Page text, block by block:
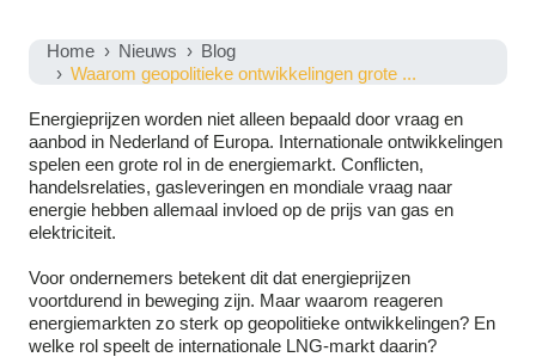
Home Nieuws
Blog
Waarom geopolitieke ontwikkelingen grote ...
Energieprijzen worden niet alleen bepaald door vraag en
aanbod in Nederland of Europa. Internationale ontwikkelingen
spelen een grote rol in de energiemarkt. Conflicten,
handelsrelaties, gasleveringen en mondiale vraag naar
energie hebben allemaal invloed op de prijs van gas en
elektriciteit.
Voor ondernemers betekent dit dat energieprijzen
voortdurend in beweging zijn. Maar waarom reageren
energiemarkten zo sterk op geopolitieke ontwikkelingen? En
welke rol speelt de internationale LNG-markt daarin?